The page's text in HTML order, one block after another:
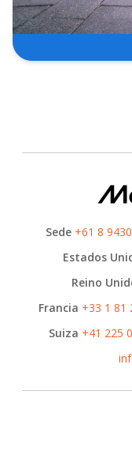
Sede +61 8
Estados
Reino
Francia +33 1 81
Suiza +41 225